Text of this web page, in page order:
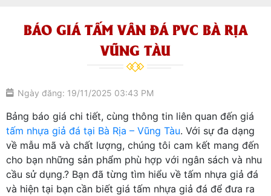
BÁO GIÁ TẤM VÂN ĐÁ PVC BÀ RỊA
VŨNG TÀU
Ngày đăng: 19/11/2025 03:43 PM
Bảng báo giá chi tiết, cùng thông tin liên quan đến giá
tấm nhựa giả đá tại Bà Rịa – Vũng Tàu. Với sự đa dạng
về mẫu mã và chất lượng, chúng tôi cam kết mang đến
cho bạn những sản phẩm phù hợp với ngân sách và nhu
cầu sử dụng.? Bạn đã từng tìm hiểu về tấm nhựa giả đá
và hiện tại bạn cần biết giá tấm nhựa giả đá để đưa ra